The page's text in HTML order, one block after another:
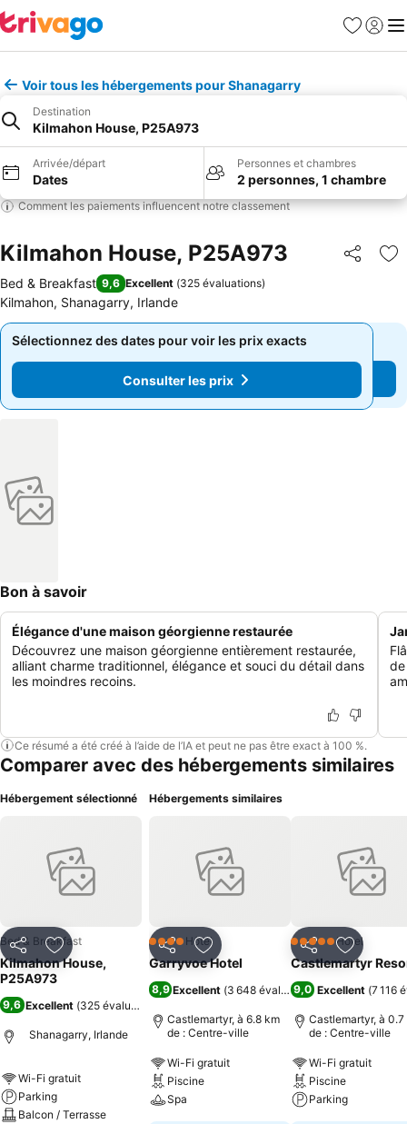
Favoris
Se
Voir tous les hébergements pour Shanagarry
Destination
Kilmahon House, P25A973
Arrivée/départ
Dates
Personnes et chambres
2 personnes, 1 chambre
Comment les paiements influencent notre classement
Kilmahon House, P25A973 Partager
Bed & Breakfast 9,6 Excellent (325 évaluations)
Kilmahon, Shanagarry, Irlande
Sélectionnez des dates pour voir les prix exacts
Consulter les prix
Sélectionnez des dates pour voir les prix exacts
Consulter les prix
Bon à savoir
Élégance d'une maison géorgienne restaurée
Découvrez une maison géorgienne entièrement restaurée,
alliant charme traditionnel, élégance et souci du détail dans
les moindres recoins.
Ce résumé a été créé à l’aide de l’IA et peut ne pas être exact à 100 %.
Comparer avec des hébergements similaires
Hébergement sélectionné
PartagerAjouter à mes favoris
Bed & Breakfast
Kilmahon House,
P25A973
9,6 Excellent (325 évaluations
Shanagarry, Irlande
Wi-Fi gratuit
Parking
Balcon / Terrasse
Hébergements similaires
PartagerAjouter à mes favoris
4 ÉtoilesHôtel
Garryvoe Hotel
8,9 Excellent (3 648 évaluations)
Castlemartyr, à 6.8 km
de : Centre-ville
Wi-Fi gratuit
Piscine
Spa
PartagerAjouter
5 Étoiles Hôtel
Castlemartyr
9,0 Excellent (7 116
Castlemartyr, à 0.7
de : Centre-ville
Wi-Fi gratuit
Piscine
Parking